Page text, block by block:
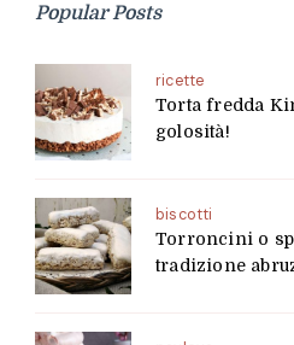
Popular Posts
ricette
Torta fredda
golosità!
biscotti
Torroncini o
tradizione